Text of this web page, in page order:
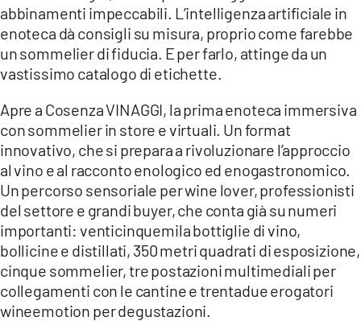
CATANZAROCHANNEL.IT
LACAPITALENEWS.IT
ANDROID
APPLE
abbinamenti impeccabili. L’intelligenza artificiale in
enoteca dà consigli su misura, proprio come farebbe
un sommelier di fiducia. E per farlo, attinge da un
vastissimo catalogo di etichette.
Apre a Cosenza VINAGGI, la prima enoteca immersiva
con sommelier in store e virtuali. Un format
innovativo, che si prepara a rivoluzionare l’approccio
al vino e al racconto enologico ed enogastronomico.
Un percorso sensoriale per wine lover, professionisti
del settore e grandi buyer, che conta già su numeri
importanti: venticinquemila bottiglie di vino,
bollicine e distillati, 350 metri quadrati di esposizione,
cinque sommelier, tre postazioni multimediali per
collegamenti con le cantine e trentadue erogatori
wineemotion per degustazioni.